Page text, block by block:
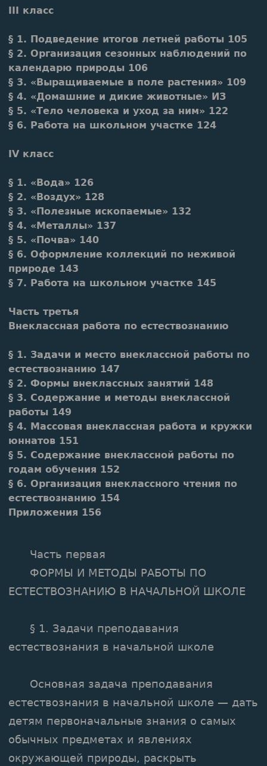
III класс
§ 1. Подведение итогов летней работы 105
§ 2. Организация сезонных наблюдений по
календарю природы 106
§ 3. «Выращиваемые в поле растения» 109
§ 4. «Домашние и дикие животные» ИЗ
§ 5. «Тело человека и уход за ним» 122
§ 6. Работа на школьном участке 124
IV класс
§ 1. «Вода» 126
§ 2. «Воздух» 128
§ 3. «Полезные ископаемые» 132
§ 4. «Металлы» 137
§ 5. «Почва» 140
§ 6. Оформление коллекций по неживой
природе 143
§ 7. Работа на школьном участке 145
Часть третья
Внеклассная работа по естествознанию
§ 1. Задачи и место внеклассной работы по
естествознанию 147
§ 2. Формы внеклассных занятий 148
§ 3. Содержание и методы внеклассной
работы 149
§ 4. Массовая внеклассная работа и кружки
юннатов 151
§ 5. Содержание внеклассной работы по
годам обучения 152
§ 6. Организация внеклассного чтения по
естествознанию 154
Приложения 156
Часть первая
ФОРМЫ И МЕТОДЫ РАБОТЫ ПО
ЕСТЕСТВОЗНАНИЮ В НАЧАЛЬНОЙ ШКОЛЕ
§ 1. Задачи преподавания
естествознания в начальной школе
Основная задача преподавания
естествознания в начальной школе — дать
детям первоначальные знания о самых
обычных предметах и явлениях
окружающей природы, раскрыть